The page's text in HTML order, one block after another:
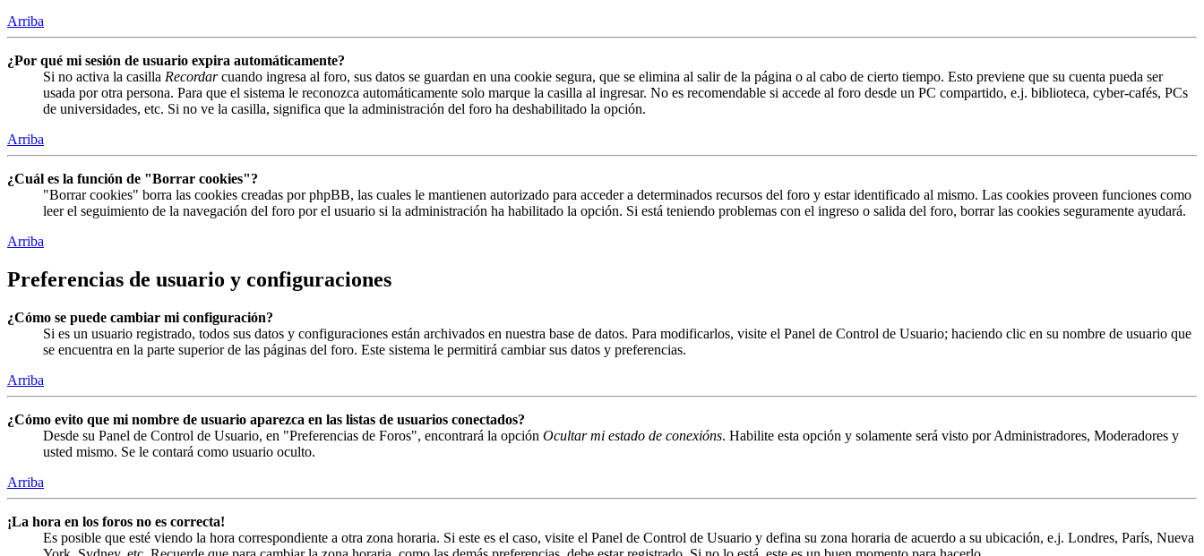
Arriba
¿Por qué mi sesión de usuario expira automáticamente?
Si no activa la casilla Recordarcuando ingresa al foro, sus datos se guardan en una cookie segura, que se elimina al salir de la página o al cabo de cierto tiempo. Esto previene que su cuenta pueda ser
usada por otra persona. Para que el sistema le reconozca automáticamente solo marque la casilla al ingresar. No es recomendable si accede al foro desde un PC compartido, e.j. biblioteca, cyber-cafés, PCs
de universidades, etc. Si no ve la casilla, significa que la administración del foro ha deshabilitado la opción.
Arriba
¿Cuál es la función de "Borrar cookies"?
"Borrar cookies" borra las cookies creadas por phpBB, las cuales le mantienen autorizado para acceder a determinados recursos del foro y estar identificado al mismo. Las cookies proveen funciones como
leer el seguimiento de la navegación del foro por el usuario si la administración ha habilitado la opción. Si está teniendo problemas con el ingreso o salida del foro, borrar las cookies seguramente ayudará.
Arriba
Preferencias de usuario y configuraciones
¿Cómo se puede cambiar mi configuración?
Si es un usuario registrado, todos sus datos y configuraciones están archivados en nuestra base de datos. Para modificarlos, visite el Panel de Control de Usuario; haciendo clic en su nombre de usuario que
se encuentra en la parte superior de las páginas del foro. Este sistema le permitirá cambiar sus datos y preferencias.
Arriba
¿Cómo evito que mi nombre de usuario aparezca en las listas de usuarios conectados?
Desde su Panel de Control de Usuario, en "Preferencias de Foros", encontrará la opción Ocultar mi estado de conexións. Habilite esta opción y solamente será visto por Administradores, Moderadores y
usted mismo. Se le contará como usuario oculto.
Arriba
¡La hora en los foros no es correcta!
Es posible que esté viendo la hora correspondiente a otra zona horaria. Si este es el caso, visite el Panel de Control de Usuario y defina su zona horaria de acuerdo a su ubicación, e.j. Londres, París, Nueva